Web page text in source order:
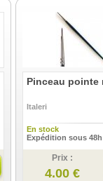
Pinceau pointe
Italeri
En stock
Expédition sous 48h
Prix :
4.00 €